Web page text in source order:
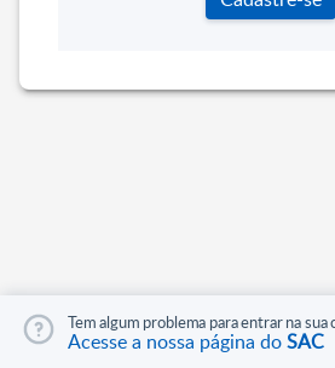
Tem algum problema para entrar na sua
Acesse a nossa página doSAC